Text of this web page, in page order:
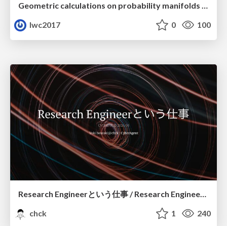
Geometric calculations on probability manifolds from reciprocal relations in Master equations
lwc2017
0 100
Research Engineerという仕事 / Research Engineering: Bridging Research and Business
chck
1 240